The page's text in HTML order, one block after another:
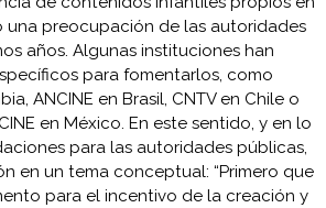
una preocupación de las autoridades
años. Algunas instituciones han
para fomentarlos, como
ANCINE en Brasil, CNTV en Chile o
en México. En este sentido, y en lo
para las autoridades públicas,
en un tema conceptual: “Primero que
para el incentivo de la creación y